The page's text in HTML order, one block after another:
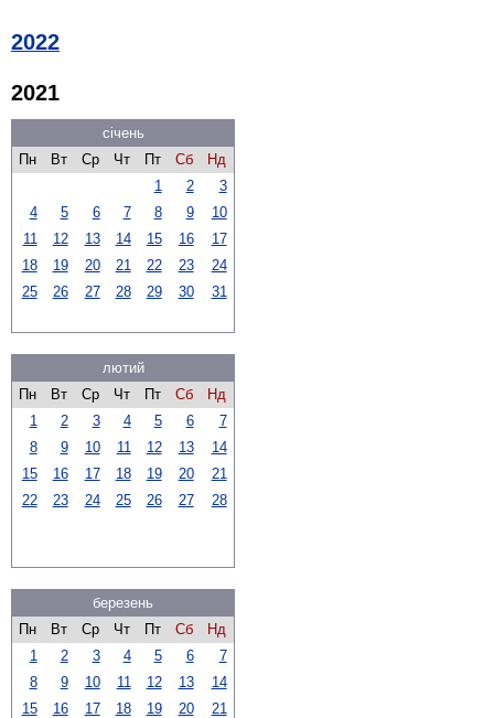
2022
2021
січень
Пн
Вт Ср Чт Пт Сб
Нд
1
2
3
4
5 6 7 8 9
10
11
12 13 14 15 16
17
18
19 20 21 22 23
24
25
26 27 28 29 30 31
лютий
Пн
Вт Ср Чт Пт Сб
Нд
1
2 3 4 5 6
7
8
9 10 11 12 13
14
15
16 17 18 19 20
21
22
23 24 25 26 27 28
березень
Пн
Вт Ср Чт Пт Сб
Нд
1
2 3 4 5 6
7
8
9 10 11 12 13
14
15
16 17 18 19 20
21